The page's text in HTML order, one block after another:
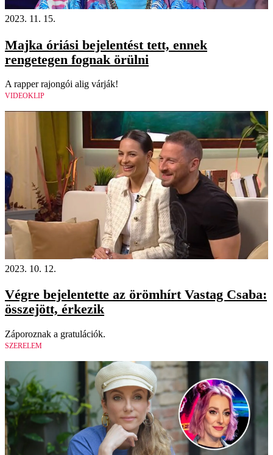
2023. 11. 15.
Majka óriási bejelentést tett, ennek
rengetegen fognak örülni
A rapper rajongói alig várják!
VIDEOKLIP
2023. 10. 12.
Végre bejelentette az örömhírt Vastag Csaba:
összejött, érkezik
Záporoznak a gratulációk.
SZERELEM